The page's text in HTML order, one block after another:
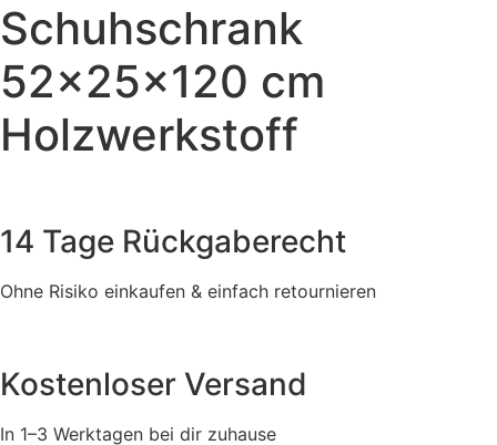
Schuhschrank
52x25x120 cm
Holzwerkstoff
14 Tage Rückgaberecht
Ohne Risiko einkaufen & einfach retournieren
Kostenloser Versand
In 1–3 Werktagen bei dir zuhause